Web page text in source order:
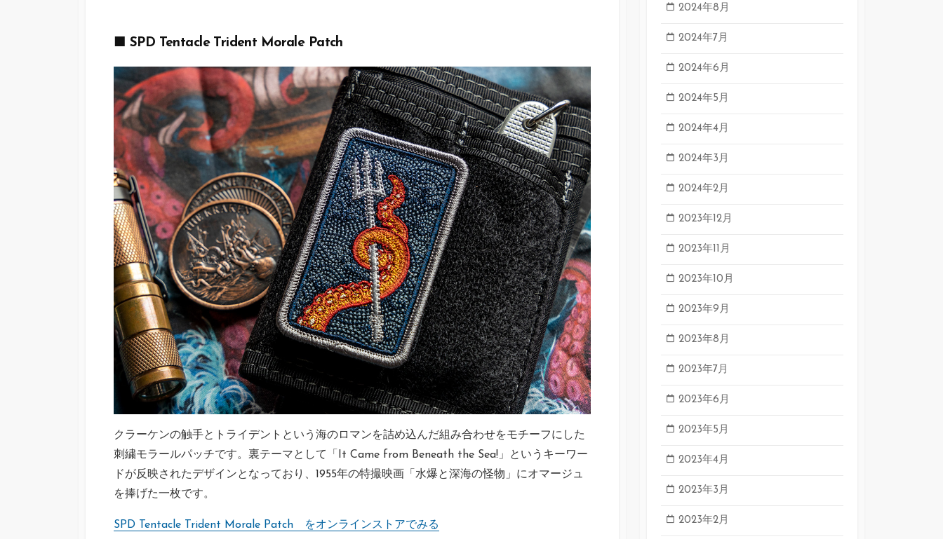
■ SPD Tentacle Trident Morale Patch
クラーケンの触手とトライデントという海のロマンを詰め込んだ組み合わせをモチーフにした
刺繍モラールパッチです。裏テーマとして「It Came from Beneath the Sea!」というキーワー
ドが反映されたデザインとなっており、1955年の特撮映画「水爆と深海の怪物」にオマージュ
を捧げた一枚です。
SPD Tentacle Trident Morale Patch をオンラインストアでみる
2024年8月
2024年7月
2024年6月
2024年5月
2024年4月
2024年3月
2024年2月
2023年12月
2023年11月
2023年10月
2023年9月
2023年8月
2023年7月
2023年6月
2023年5月
2023年4月
2023年3月
2023年2月